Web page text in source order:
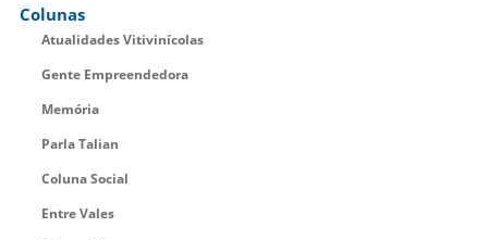
Colunas
Atualidades Vitivinícolas
Gente Empreendedora
Memória
Parla Talian
Coluna Social
Entre Vales